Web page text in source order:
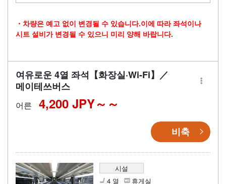
・차량은 예고 없이 변경될 수 있습니다.이에 따라 좌석이나
시트 설비가 변경될 수 있으니 미리 양해 바랍니다.
여유로운 4열 좌석【화장실·Wi-Fi】／
메이테쓰버스
어른 4,200 JPY～
비축
시설
4 열
휴게실